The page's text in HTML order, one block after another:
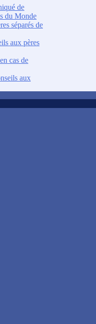
de
du Monde
séparés de
aux pères
cas de
aux